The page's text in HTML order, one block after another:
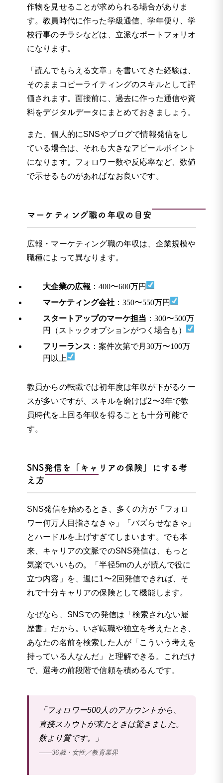
作物を見せることが求められる場合がありま
す。教員時代に作った学級通信、学年便り、学
校行事のチラシなどは、立派なポートフォリオ
になります。
「読んでもらえる文章」を書いてきた経験は、
そのままコピーライティングのスキルとして評
価されます。面接前に、過去に作った通信や資
料をデジタルデータにまとめておきましょう。
また、個人的にSNSやブログで情報発信をし
ている場合は、それも大きなアピールポイント
になります。フォロワー数や反応率など、数値
で示せるものがあればなお良いです。
マーケティング職の年収の目安
広報・マーケティング職の年収は、企業規模や
職種によって異なります。
大企業の広報 ：400〜600万円
マーケティング会社 ：350〜550万円
スタートアップのマーケ担当 ：300〜500万
円（ストックオプションがつく場合も）
フリーランス ：案件次第で月30万〜100万
円以上
教員からの転職では初年度は年収が下がるケー
スが多いですが、スキルを磨けば2〜3年で教
員時代を上回る年収を得ることも十分可能で
す。
SNS発信を「キャリアの保険」にする考
え方
SNS発信を始めるとき、多くの方が「フォロ
ワー何万人目指さなきゃ」「バズらせなきゃ」
とハードルを上げすぎてしまいます。でも本
来、キャリアの文脈でのSNS発信は、もっと
気楽でいいもの。「半径5mの人が読んで役に
立つ内容」を、週に1〜2回発信できれば、そ
れで十分キャリアの保険として機能します。
なぜなら、SNSでの発信は「検索されない履
歴書」だから。いざ転職や独立を考えたとき、
あなたの名前を検索した人が「こういう考えを
持っている人なんだ」と理解できる。これだけ
で、選考の前段階で信頼を積めるんです。
「フォロワー500人のアカウントから、
直接スカウトが来たときは驚きました。
数より質です。」
——36歳・女性／教育業界